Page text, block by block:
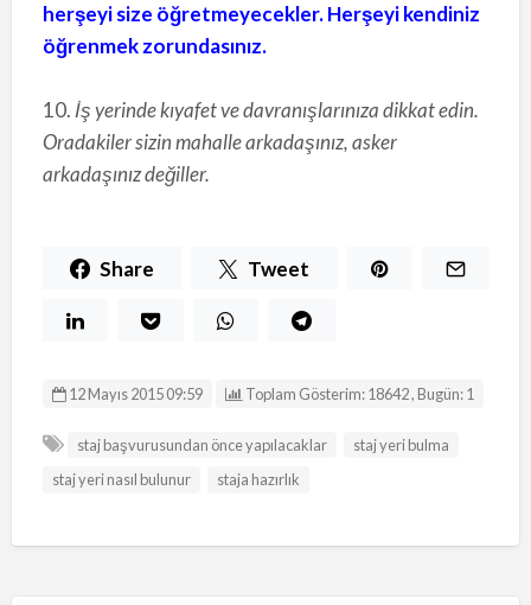
herşeyi size öğretmeyecekler. Herşeyi kendiniz
öğrenmek zorundasınız.
10. İş yerinde kıyafet ve davranışlarınıza dikkat edin.
Oradakiler sizin mahalle arkadaşınız, asker
arkadaşınız değiller.
Share Tweet
12 Mayıs 2015 09:59 Toplam Gösterim: 18642 , Bugün: 1
staj başvurusundan önce yapılacaklar
staj yeri bulma
staj yeri nasıl bulunur
staja hazırlık